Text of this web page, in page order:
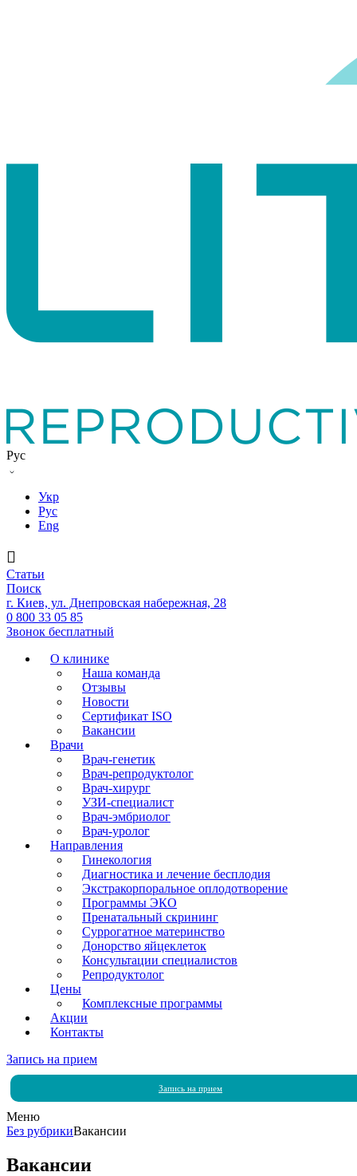
Рус
Укр
Рус
Eng
Статьи
Поиск
г. Киев, ул. Днепровская набережная, 28
0 800 33 05 85
Звонок бесплатный
О клинике
Наша команда
Отзывы
Новости
Сертификат ISO
Вакансии
Врачи
Врач-генетик
Врач-репродуктолог
Врач-хирург
УЗИ-специалист
Врач-эмбриолог
Врач-уролог
Направления
Гинекология
Диагностика и лечение бесплодия
Экстракорпоральное оплодотворение
Программы ЭКО
Пренатальный скрининг
Суррогатное материнство
Донорство яйцеклеток
Консультации специалистов
Репродуктолог
Цены
Комплексные программы
Акции
Контакты
Запись на прием
Запись на прием
Меню
Без рубрикиВакансии
Вакансии